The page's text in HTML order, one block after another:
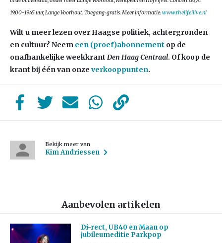
19.00-19.45 uur, Lange Voorhout. Toegang: gratis. Meer informatie:www.thelifeilive.nl
Wilt u meer lezen over Haagse politiek, achtergronden
en cultuur? Neem een (proef)abonnement op de
onafhankelijke weekkrant Den Haag Centraal. Of koop de
krant bij één van onze verkooppunten.
Bekijk meer van
Kim Andriessen
Aanbevolen artikelen
Di-rect, UB40 en Maan op
jubileumeditie Parkpop